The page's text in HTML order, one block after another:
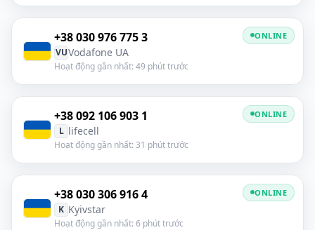
+38 030 976 775 3
VUVodafone UA
Hoạt động gần nhất: 49 phút trước
ONLINE
+38 092 106 903 1
L lifecell
Hoạt động gần nhất: 31 phút trước
ONLINE
+38 030 306 916 4
K Kyivstar
Hoạt động gần nhất: 6 phút trước
ONLINE